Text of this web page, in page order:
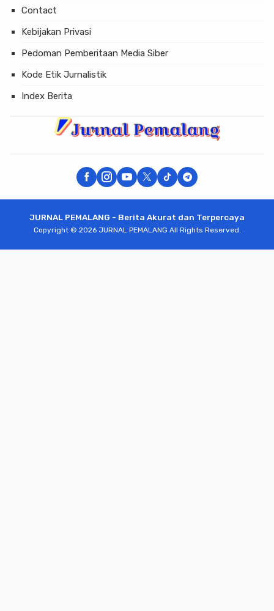
Contact
Kebijakan Privasi
Pedoman Pemberitaan Media Siber
Kode Etik Jurnalistik
Index Berita
JURNAL PEMALANG - Berita Akurat dan Terpercaya
Copyright © 2026 JURNAL PEMALANG All Rights Reserved.